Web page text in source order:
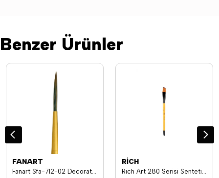
Benzer Ürünler
FANART
Fanart Sfa-712-02 Decorative Seri Fırça No:02
RİCH
Rich Art 280 Serisi Sentetik Yan Kesik Uçlu Fırça No:20 17409